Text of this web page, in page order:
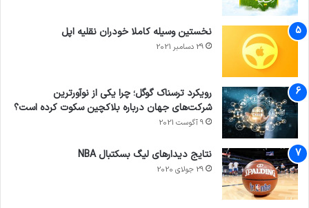
نخستین وسیله کاملا خودران نقلیه اپل
29 دسامبر 2021
رویکرد ترسناک گوگل؛ چرا یکی از نوآورترین
شرکت‌های جهان درباره بلاکچین سکوت کرده است؟
9 آگوست 2021
نتایج دیدار‌های لیگ بسکتبال NBA
29 جولای 2020